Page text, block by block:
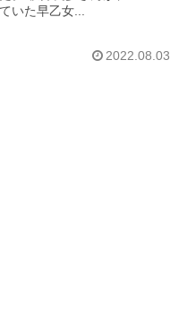
いた早乙女...
2022.08.03